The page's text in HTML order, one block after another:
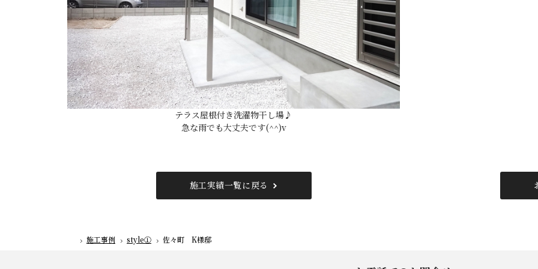
テラス屋根付き洗濯物干し場♪
急な雨でも大丈夫です(^^)v
施工実績一覧に戻る
ホーム
施工事例 style① 佐々町 K様邸